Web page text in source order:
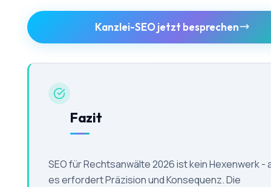
Kanzlei-SEO jetzt besprechen
Fazit
SEO für Rechtsanwälte 2026 ist kein Hexenwerk -
es erfordert Präzision und Konsequenz. Die